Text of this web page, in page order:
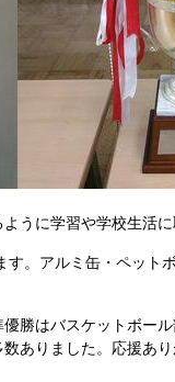
うに学習や学校生活に
。アルミ缶・ペット
勝はバスケットボー
ありました。応援あ